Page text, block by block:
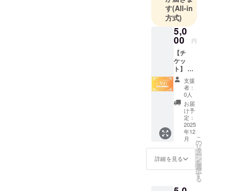
す(All-in
方式)
5,0
00 円
【チ
ケッ
ト】 お
食事チ
ケット
6,000円
分（500
円×12
枚） ・
当店で
のお食
事代に
ご利用
いただ
けま
す。1枚
利用が
支援
者：
0人
お届
け予
定：
2025
年12
月
詳細を見る
こ
の
リ
タ
ー
ン
を
選
択
す
る